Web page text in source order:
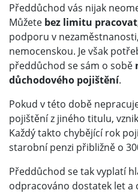
Předdůchod vás nijak
Můžete bez limitu pracovat
podporu v
nemocenskou. Je však
předdůchod se sám o sobě
důchodového pojištění.
Pokud v této době
pojištění z jiného titulu,
Každý takto chybějící rok
starobní penzi přibližně o
Předdůchod se tak vyplatí
odpracováno dostatek let